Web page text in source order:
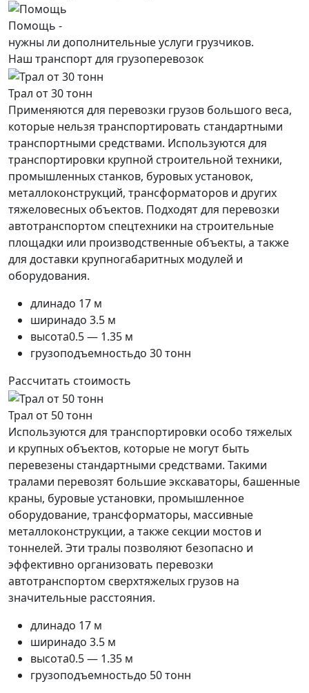
Помощь -
нужны ли дополнительные услуги грузчиков.
Наш транспорт для грузоперевозок
Трал от 30 тонн
Применяются для перевозки грузов большого веса,
которые нельзя транспортировать стандартными
транспортными средствами. Используются для
транспортировки крупной строительной техники,
промышленных станков, буровых установок,
металлоконструкций, трансформаторов и других
тяжеловесных объектов. Подходят для перевозки
автотранспортом спецтехники на строительные
площадки или производственные объекты, а также
для доставки крупногабаритных модулей и
оборудования.
длинадо 17 м
ширинадо 3.5 м
высота0.5 — 1.35 м
грузоподъемностьдо 30 тонн
Рассчитать стоимость
Трал от 50 тонн
Используются для транспортировки особо тяжелых
и крупных объектов, которые не могут быть
перевезены стандартными средствами. Такими
тралами перевозят большие экскаваторы, башенные
краны, буровые установки, промышленное
оборудование, трансформаторы, массивные
металлоконструкции, а также секции мостов и
тоннелей. Эти тралы позволяют безопасно и
эффективно организовать перевозки
автотранспортом сверхтяжелых грузов на
значительные расстояния.
длинадо 17 м
ширинадо 3.5 м
высота0.5 — 1.35 м
грузоподъемностьдо 50 тонн